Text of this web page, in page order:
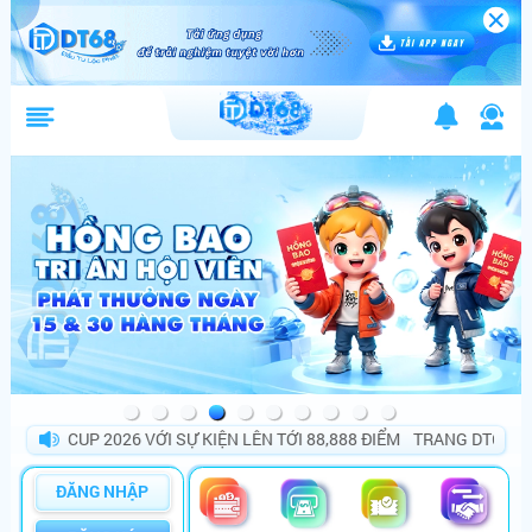
CUP 2026 VỚI SỰ KIỆN LÊN TỚI 88,888 ĐIỂM TRANG DT68
ĐĂNG NHẬP